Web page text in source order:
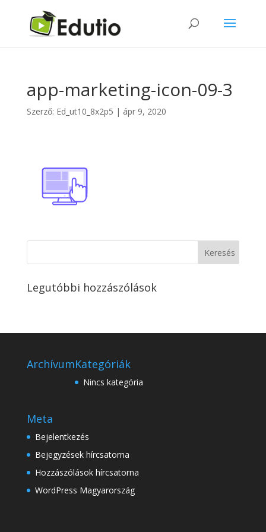
app-marketing-icon-09-3
Szerző: Ed_ut10_8x2p5 | ápr 9, 2020
Legutóbbi hozzászólások
ArchívumKategóriák
Nincs kategória
Meta
Bejelentkezés
Bejegyzések hírcsatorna
Hozzászólások hírcsatorna
WordPress Magyarország